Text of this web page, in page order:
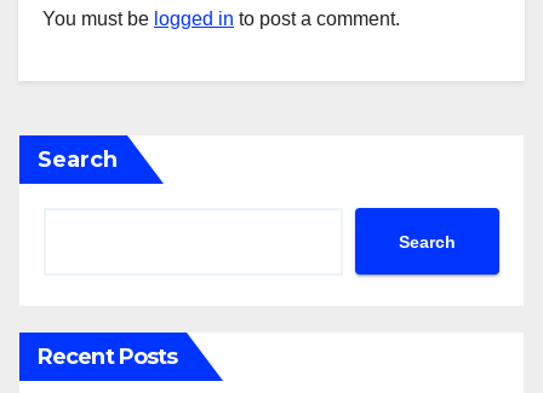
You must be logged in to post a comment.
Search
Search
Recent Posts